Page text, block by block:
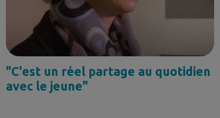
"C'est un réel partage au quotidien
avec le jeune"